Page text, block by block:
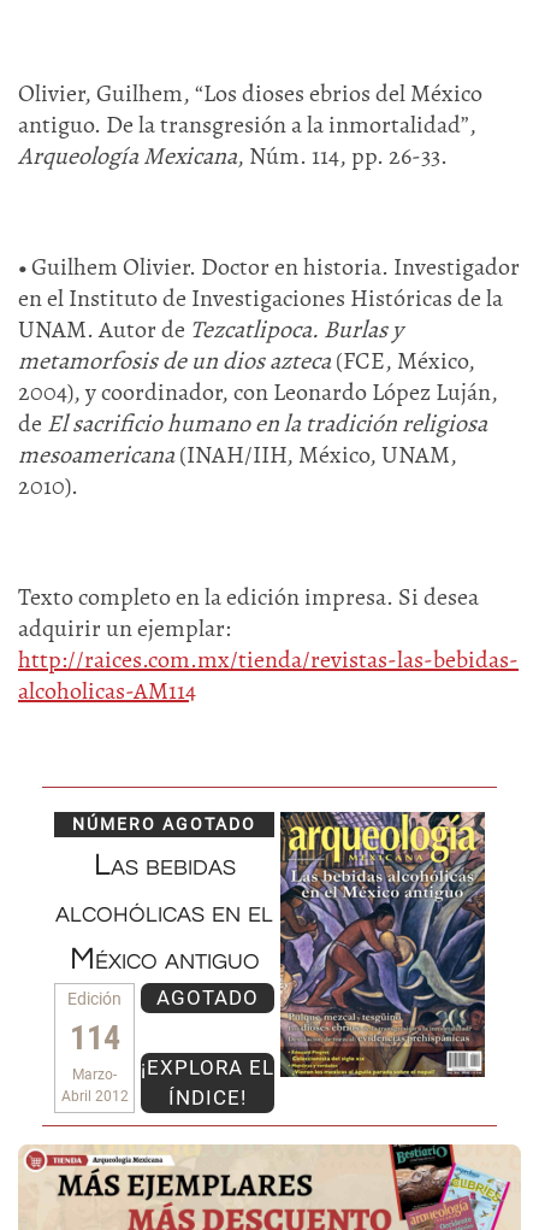
Olivier, Guilhem, “Los dioses ebrios del México
antiguo. De la transgresión a la inmortalidad”,
Arqueología Mexicana, Núm. 114, pp. 26-33.
•Guilhem Olivier. Doctor en historia. Investigador
en el Instituto de Investigaciones Históricas de la
UNAM. Autor de Tezcatlipoca. Burlas y
metamorfosis de un dios azteca(FCE, México,
2004), y coordinador, con Leonardo López Luján,
de El sacrificio humano en la tradición religiosa
mesoamericana(INAH/IIH, México, UNAM,
2010).
Texto completo en la edición impresa. Si desea
adquirir un ejemplar:
http://raices.com.mx/tienda/revistas-las-bebidas-
alcoholicas-AM114
NÚMERO AGOTADO
Las bebidas
alcohólicas en el
México antiguo
Edición
114
Marzo-
Abril 2012
AGOTADO
¡EXPLORA EL
ÍNDICE!